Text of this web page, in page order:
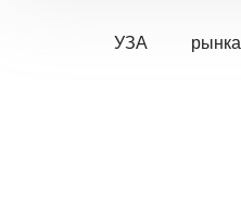
УЗА рынка